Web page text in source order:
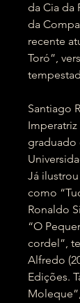
da Cia da
da
recente
Toró”,
Santiago
graduado
Já
como
Ronaldo
“O
cordel”,
Alfredo
Edições.